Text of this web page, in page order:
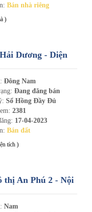
Bán nhà riêng
)
Dương - Diện
Đông Nam
Đang đăng bán
Sổ Hồng Đầy Đủ
2381
17-04-2023
Bán đất
tích )
thị An Phú 2 - Nội
Nam